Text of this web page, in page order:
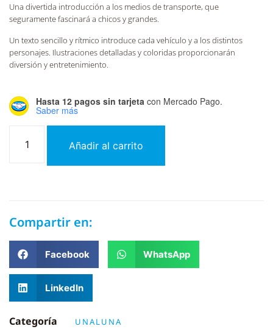
Una divertida introducción a los medios de transporte, que
seguramente fascinará a chicos y grandes.
Un texto sencillo y rítmico introduce cada vehículo y a los distintos
personajes. Ilustraciones detalladas y coloridas proporcionarán
diversión y entretenimiento.
Hasta 12 pagos sin tarjeta con Mercado Pago.
Saber más
Añadir al carrito
Compartir en:
Facebook WhatsApp
LinkedIn
Categoría UNALUNA